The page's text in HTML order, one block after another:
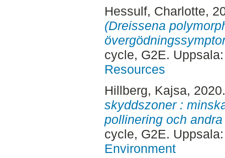
Hessulf, Charlotte,
(Dreissena
cycle, G2E.
Resources
Hillberg, Kajsa,
skyddszoner :
pollinering och
cycle, G2E.
Environment